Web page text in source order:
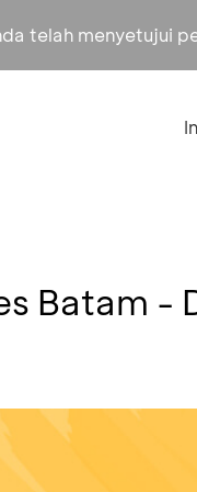
telah menyetujui
Batam -